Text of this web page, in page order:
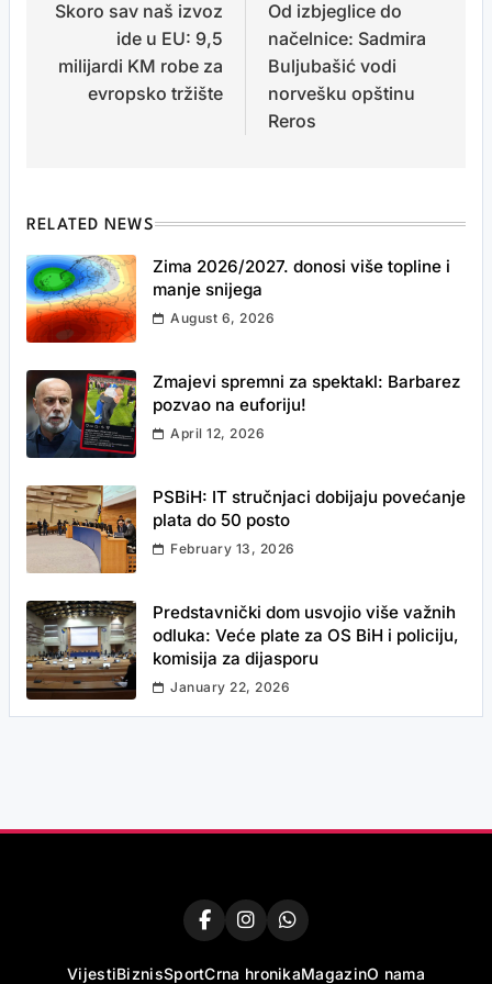
navigation
Skoro sav naš izvoz
ide u EU: 9,5
milijardi KM robe za
evropsko tržište
Od izbjeglice do
načelnice: Sadmira
Buljubašić vodi
norvešku opštinu
Reros
RELATED NEWS
Zima 2026/2027. donosi više topline i
manje snijega
August 6, 2026
Zmajevi spremni za spektakl: Barbarez
pozvao na euforiju!
April 12, 2026
PSBiH: IT stručnjaci dobijaju povećanje
plata do 50 posto
February 13, 2026
Predstavnički dom usvojio više važnih
odluka: Veće plate za OS BiH i policiju,
komisija za dijasporu
January 22, 2026
VijestiBiznisSportCrna hronikaMagazinO nama